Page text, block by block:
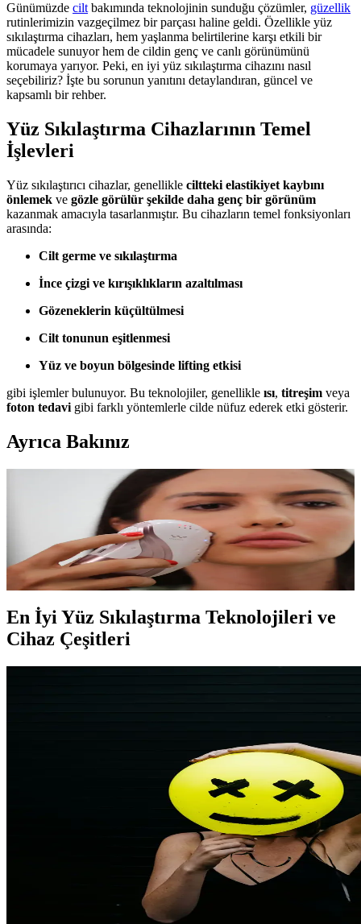
Günümüzde cilt bakımında teknolojinin sunduğu çözümler, güzellik
rutinlerimizin vazgeçilmez bir parçası haline geldi. Özellikle yüz
sıkılaştırma cihazları, hem yaşlanma belirtilerine karşı etkili bir
mücadele sunuyor hem de cildin genç ve canlı görünümünü
korumaya yarıyor. Peki, en iyi yüz sıkılaştırma cihazını nasıl
seçebiliriz? İşte bu sorunun yanıtını detaylandıran, güncel ve
kapsamlı bir rehber.
Yüz Sıkılaştırma Cihazlarının Temel
İşlevleri
Yüz sıkılaştırıcı cihazlar, genellikle ciltteki elastikiyet kaybını
önlemek ve gözle görülür şekilde daha genç bir görünüm
kazanmak amacıyla tasarlanmıştır. Bu cihazların temel fonksiyonları
arasında:
Cilt germe ve sıkılaştırma
İnce çizgi ve kırışıklıkların azaltılması
Gözeneklerin küçültülmesi
Cilt tonunun eşitlenmesi
Yüz ve boyun bölgesinde lifting etkisi
gibi işlemler bulunuyor. Bu teknolojiler, genellikle ısı, titreşim veya
foton tedavi gibi farklı yöntemlerle cilde nüfuz ederek etki gösterir.
Ayrıca Bakınız
En İyi Yüz Sıkılaştırma Cihazları Seçenekleri ve
Kullanım Rehberi
Yüz sıkılaştırma cihazları, cilt elastikiyetini artırır, kırışıklıkları azaltır
ve genç görünüm sağlar. HIFU, RF, LED gibi teknolojilerle cilt
bakımında yeni dönemi keşfedin.
En İyi Yüz Sıkılaştırma Teknolojileri ve
Cihaz Çeşitleri